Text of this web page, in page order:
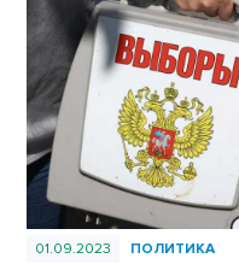
01.09.2023 ПОЛИТИКА